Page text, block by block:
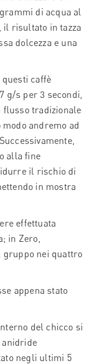
di acqua al
il risultato in tazza
dolcezza e una
caffè
g/s per 3 secondi,
flusso tradizionale
andremo ad
alla fine
il rischio di
in mostra
effettuata
in Zero,
gruppo nei quattro
appena stato
del chicco si
negli ultimi 5